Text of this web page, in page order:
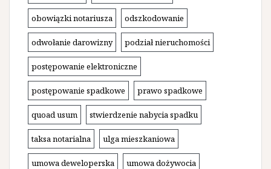
obowiązki notariusza odszkodowanie
odwołanie darowizny podział nieruchomości
postępowanie elektroniczne
postępowanie spadkowe prawo spadkowe
quoad usum stwierdzenie nabycia spadku
taksa notarialna ulga mieszkaniowa
umowa deweloperska umowa dożywocia